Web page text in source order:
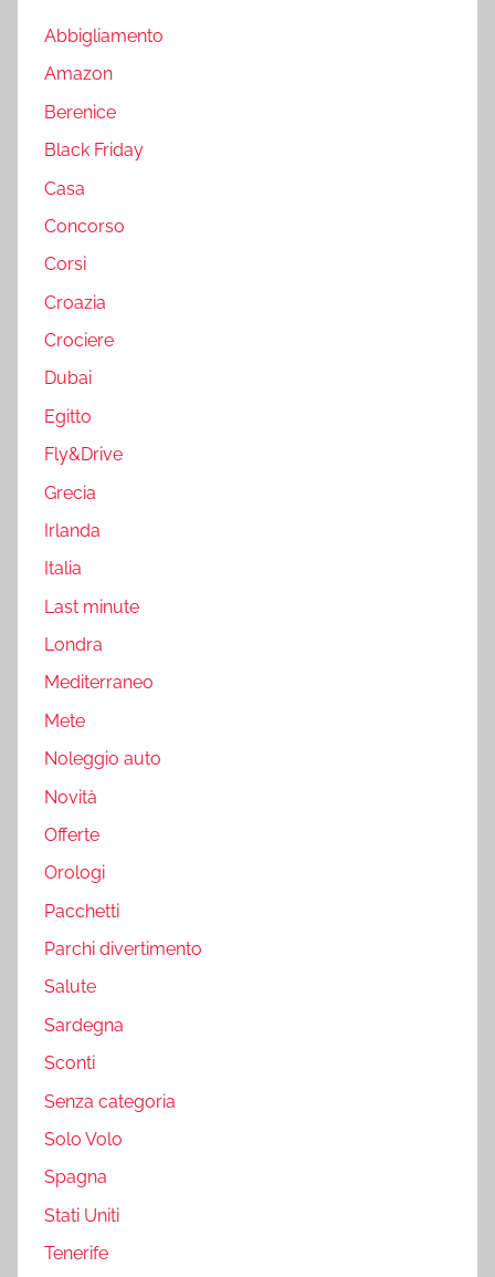
Abbigliamento
Amazon
Berenice
Black Friday
Casa
Concorso
Corsi
Croazia
Crociere
Dubai
Egitto
Fly&Drive
Grecia
Irlanda
Italia
Last minute
Londra
Mediterraneo
Mete
Noleggio auto
Novità
Offerte
Orologi
Pacchetti
Parchi divertimento
Salute
Sardegna
Sconti
Senza categoria
Solo Volo
Spagna
Stati Uniti
Tenerife